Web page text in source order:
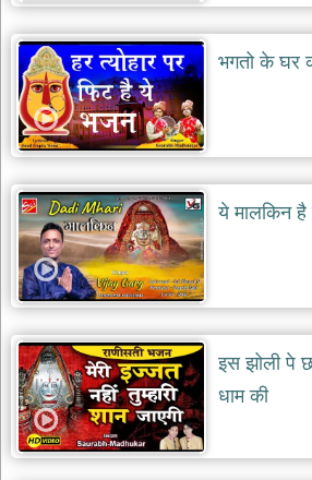
the
भजन
जोड़ें
add
bhajans
भगतो के घर
ये मालकिन है
इस झोली पे
धाम की